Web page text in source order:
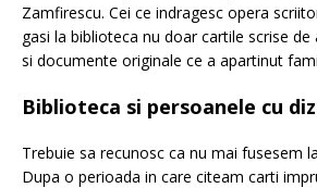
Zamfirescu. Cei ce indragesc opera
gasi la biblioteca nu doar cartile scrise
si documente originale ce a apartinut
Biblioteca si persoanele cu
Trebuie sa recunosc ca nu mai fusesem
Dupa o perioada in care citeam carti